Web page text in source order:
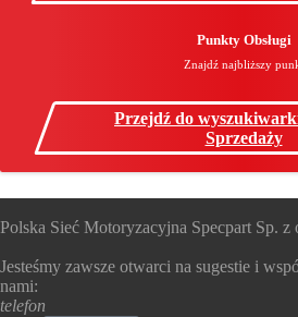
Punkty Obsługi
Znajdź najbliższy
Przejdź do
Sprzedaży
Polska Sieć Motoryzacyjna Specpart Sp. z
Jesteśmy zawsze otwarci na sugestie i
nami:
telefon